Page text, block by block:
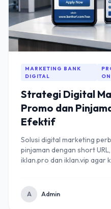
MARKETING BANK
DIGITAL
Strategi Digital
Promo dan
Efektif
Solusi digital marketing
pinjaman dengan short
iklan.pro dan iklan.vip agar
A Admin